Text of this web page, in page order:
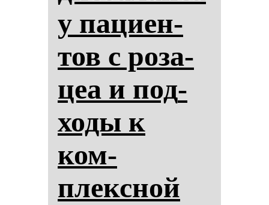
у па­ци­ен­
тов с ро­за­
цеа и под­
хо­ды к
ком­
плексной